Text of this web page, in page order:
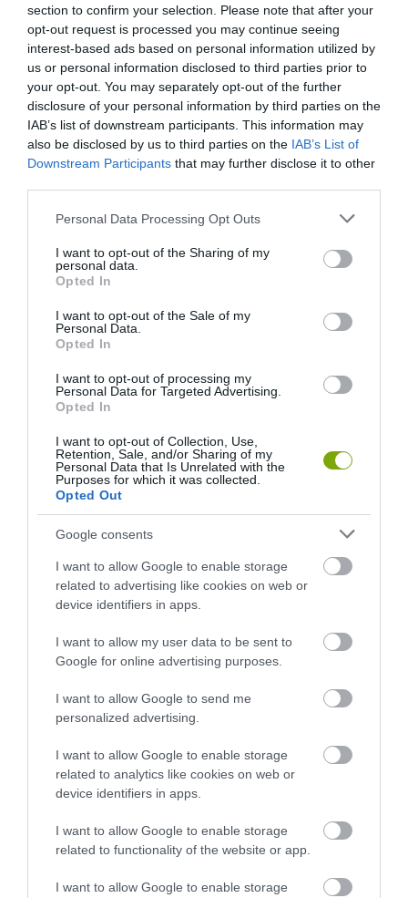
section to confirm your selection. Please note that after your
opt-out request is processed you may continue seeing
interest-based ads based on personal information utilized by
us or personal information disclosed to third parties prior to
your opt-out. You may separately opt-out of the further
disclosure of your personal information by third parties on the
IAB’s list of downstream participants. This information may
also be disclosed by us to third parties on the IAB’s List of
Downstream Participants that may further disclose it to other
Please note that this website/app uses one or more Google
not limited to your visit or usage behaviour. You may click to
grant or deny consent to Google and its third-party tags to
use your data for below specified purposes in below Google
consent section.
Personal Data Processing Opt Outs
I want to opt-out of the Sharing of my
personal data.
Opted In
I want to opt-out of the Sale of my
Personal Data.
Opted In
I want to opt-out of processing my
Personal Data for Targeted Advertising.
Opted In
I want to opt-out of Collection, Use,
Retention, Sale, and/or Sharing of my
Personal Data that Is Unrelated with the
Purposes for which it was collected.
Opted Out
Google consents
I want to allow Google to enable storage
related to advertising like cookies on web or
device identifiers in apps.
I want to allow my user data to be sent to
Google for online advertising purposes.
I want to allow Google to send me
personalized advertising.
I want to allow Google to enable storage
related to analytics like cookies on web or
device identifiers in apps.
I want to allow Google to enable storage
related to functionality of the website or app.
I want to allow Google to enable storage
NEM CSAK A FÖLD
SZÍVJA KI A VIZET A
NÖVÉNYEKBŐL
HŐKUPOLA MAGYARORSZÁG
FEDŐ, ÉS MI TÖRTÉNIK
A TERMÉSZET NEM SZERETI
VÁLTOZATOS NÖVÉNYZET
ASZÁLY IDEJÉN IS OKOSABB
STRATÉGIA
2026-07-31
A TUDÓSOK 262 ÚJ FAJT
MEGINT FINOMAN JELEZTE:
KORAI MÉG MINDENTUDÓNAK
2026-07-30
IS TUDNA ÉLNI, HA VÉGRE
TERMÉSZETES KERETET: